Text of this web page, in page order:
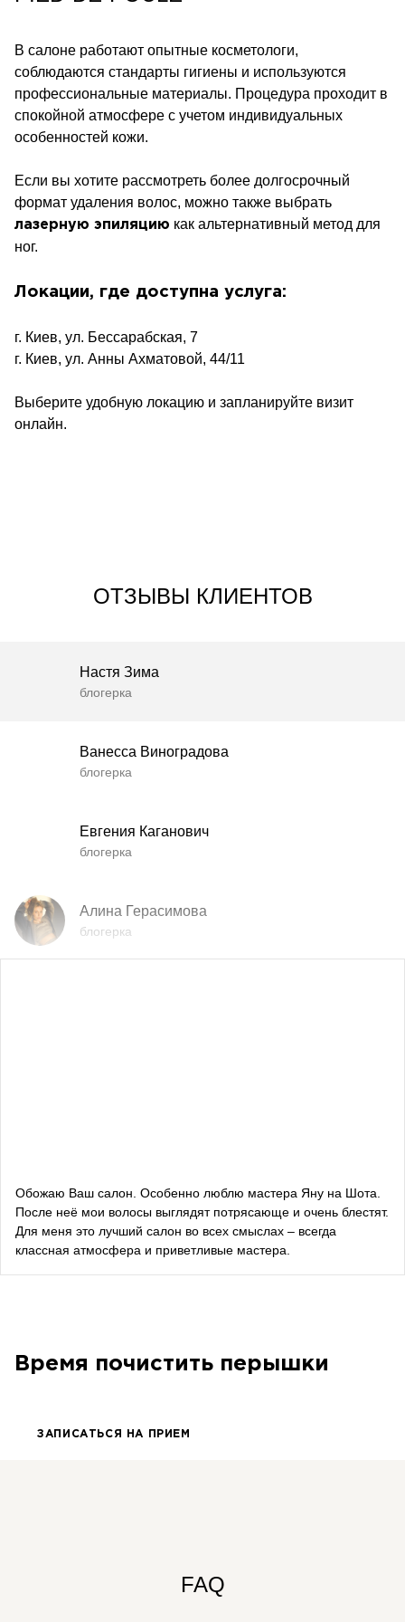
В салоне работают опытные косметологи,
соблюдаются стандарты гигиены и используются
профессиональные материалы. Процедура проходит в
спокойной атмосфере с учетом индивидуальных
особенностей кожи.
Если вы хотите рассмотреть более долгосрочный
формат удаления волос, можно также выбрать
лазерную эпиляцию как альтернативный метод для
ног.
Локации, где доступна услуга:
г. Киев, ул. Бессарабская, 7
г. Киев, ул. Анны Ахматовой, 44/11
Выберите удобную локацию и запланируйте визит
онлайн.
ОТЗЫВЫ КЛИЕНТОВ
Настя Зима
блогерка
Ванесса Виноградова
блогерка
Евгения Каганович
блогерка
Алина Герасимова
блогерка
Bazhana
songwriter
Обожаю Ваш салон. Особенно люблю мастера Яну на Шота.
После неё мои волосы выглядят потрясающе и очень блестят.
Для меня это лучший салон во всех смыслах – всегда
классная атмосфера и приветливые мастера.
Время почистить перышки
ЗАПИСАТЬСЯ НА ПРИЕМ
FAQ